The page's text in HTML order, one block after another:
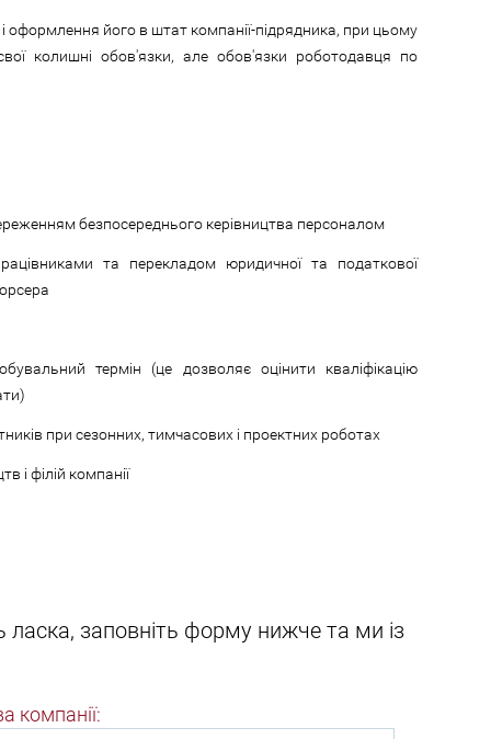
оформлення його в штат компанії-підрядника, при цьому
колишні обов'язки, але обов'язки роботодавця по
безпосереднього керівництва персоналом
та перекладом юридичної та податкової
термін (це дозволяє оцінити кваліфікацію
при сезонних, тимчасових і проектних роботах
і філій компанії
заповніть форму нижче та ми із
компанії: